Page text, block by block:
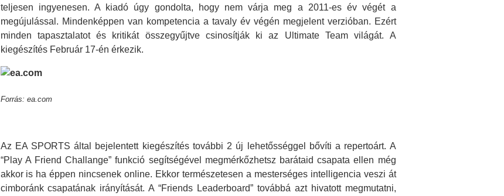
teljesen ingyenesen. A kiadó úgy gondolta, hogy nem várja meg a 2011-es év végét a
megújulással. Mindenképpen van kompetencia a tavaly év végén megjelent verzióban. Ezért
minden tapasztalatot és kritikát összegyűjtve csinosítják ki az Ultimate Team világát. A
kiegészítés Február 17-én érkezik.
Forrás: ea.com
Az EA SPORTS által bejelentett kiegészítés további 2 új lehetősséggel bővíti a repertoárt. A
“Play A Friend Challange” funkció segítségével megmérkőzhetsz barátaid csapata ellen még
akkor is ha éppen nincsenek online. Ekkor természetesen a mesterséges intelligencia veszi át
cimboránk csapatának irányítását. A “Friends Leaderboard” továbbá azt hivatott megmutatni,